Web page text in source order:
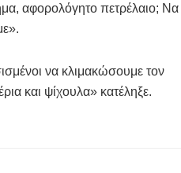
αφορολόγητο πετρέλαιο; Να
να κλιμακώσουμε τον
και ψίχουλα» κατέληξε.